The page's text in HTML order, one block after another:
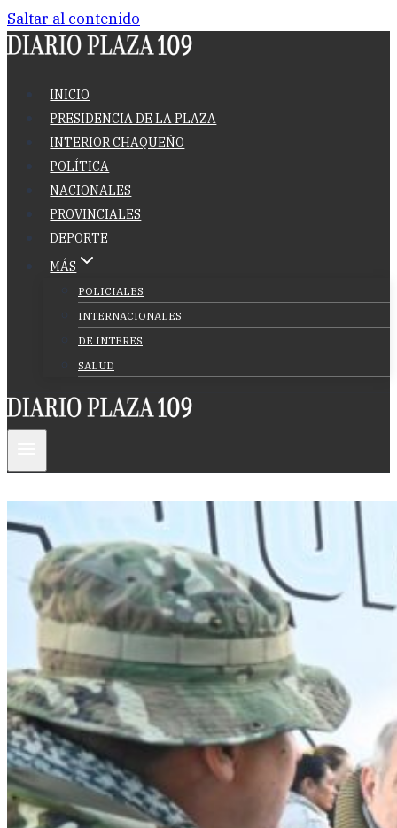
Saltar al contenido
INICIO
PRESIDENCIA DE LA PLAZA
INTERIOR CHAQUEÑO
POLÍTICA
NACIONALES
PROVINCIALES
DEPORTE
MÁS
POLICIALES
INTERNACIONALES
DE INTERES
SALUD